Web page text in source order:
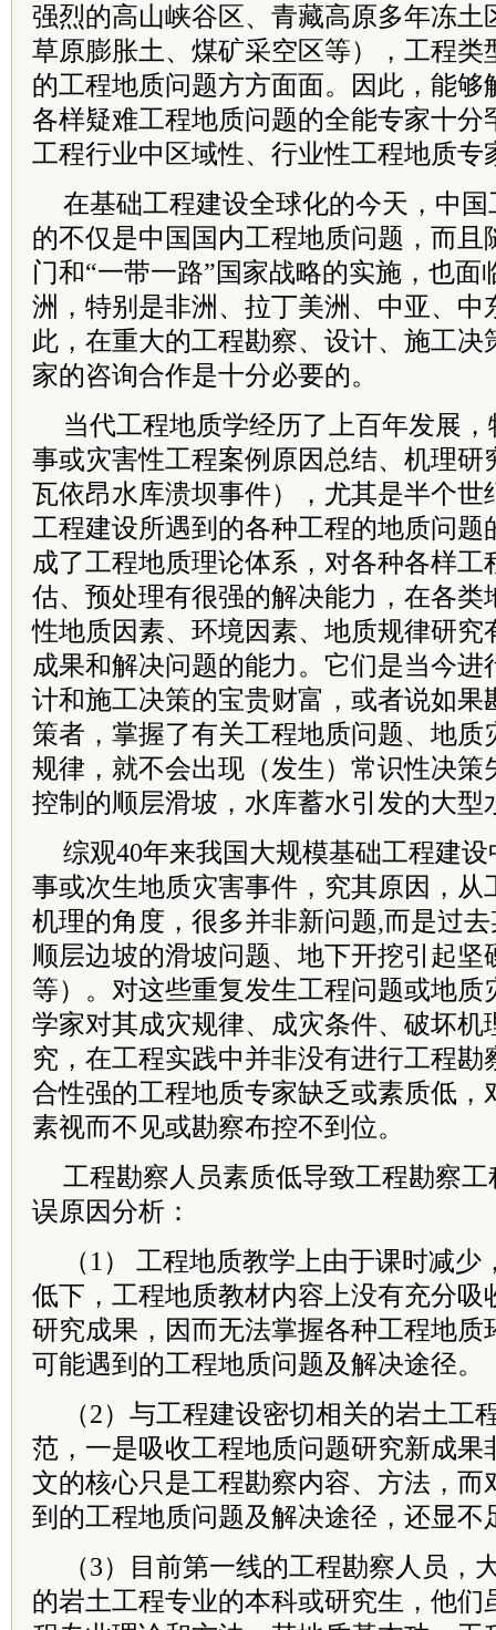
强烈的高山峡谷区、青藏高原多年冻土
草原膨胀土、煤矿采空区等），工程类
的工程地质问题方方面面。因此，能够
各样疑难工程地质问题的全能专家十分
工程行业中区域性、行业性工程地质专
在基础工程建设全球化的今天，中
的不仅是中国国内工程地质问题，而且
门和“一带一路”国家战略的实施，也面
洲，特别是非洲、拉丁美洲、中亚、中
此，在重大的工程勘察、设计、施工决
家的咨询合作是十分必要的。
当代工程地质学经历了上百年发展
事或灾害性工程案例原因总结、机理研
瓦依昂水库溃坝事件），尤其是半个世
工程建设所遇到的各种工程的地质问题
成了工程地质理论体系，对各种各样工
估、预处理有很强的解决能力，在各类
性地质因素、环境因素、地质规律研究
成果和解决问题的能力。它们是当今进
计和施工决策的宝贵财富，或者说如果
策者，掌握了有关工程地质问题、地质
规律，就不会出现（发生）常识性决策
控制的顺层滑坡，水库蓄水引发的大型
综观40年来我国大规模基础工程建
事或次生地质灾害事件，究其原因，从
机理的角度，很多并非新问题,而是过
顺层边坡的滑坡问题、地下开挖引起坚
等）。对这些重复发生工程问题或地质
学家对其成灾规律、成灾条件、破坏机
究，在工程实践中并非没有进行工程勘
合性强的工程地质专家缺乏或素质低，
素视而不见或勘察布控不到位。
工程勘察人员素质低导致工程勘察
误原因分析：
（1） 工程地质教学上由于课时减
低下，工程地质教材内容上没有充分吸
研究成果，因而无法掌握各种工程地质
可能遇到的工程地质问题及解决途径。
（2）与工程建设密切相关的岩土工
范，一是吸收工程地质问题研究新成果
文的核心只是工程勘察内容、方法，而
到的工程地质问题及解决途径，还显不
（3）目前第一线的工程勘察人员，
的岩土工程专业的本科或研究生，他们